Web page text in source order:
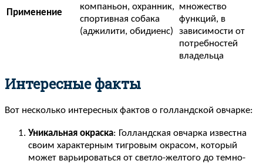
Применение
компаньон, охранник,
спортивная собака
(аджилити, обидиенс)
множество
функций, в
зависимости от
потребностей
владельца
Интересные факты
Вот несколько интересных фактов о голландской овчарке:
Уникальная окраска: Голландская овчарка известна
своим характерным тигровым окрасом, который
может варьироваться от светло-желтого до темно-